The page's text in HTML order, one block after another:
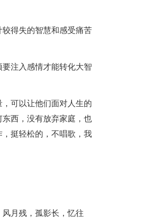
得失的智慧和感受痛苦
注入感情才能转化大智
可以让他们面对人生的
西，没有放弃家庭，也
挺轻松的，不唱歌，我
月残，孤影长，忆往